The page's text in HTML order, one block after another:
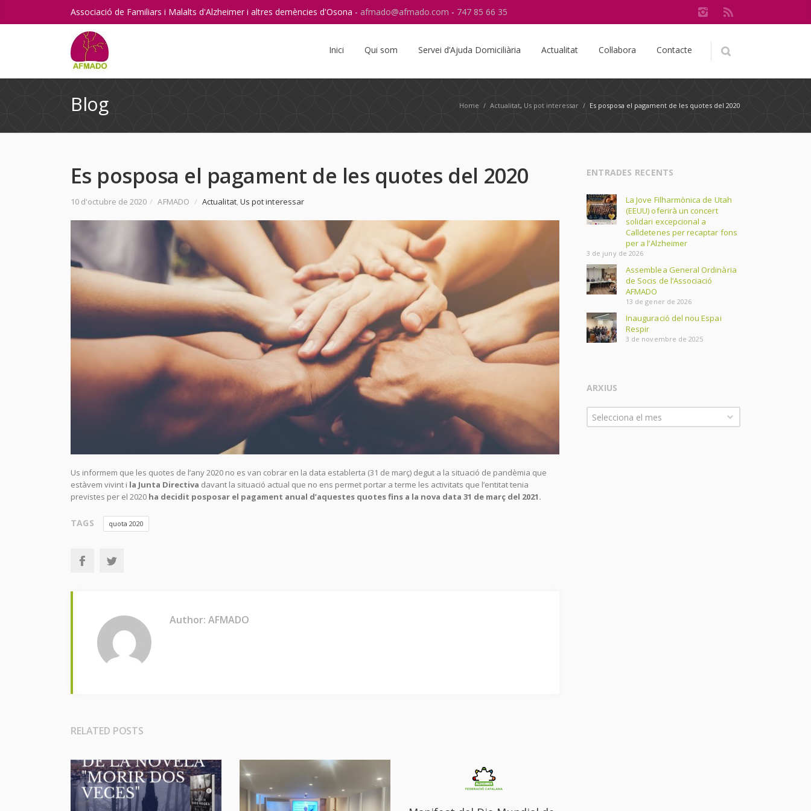
Associació de Familiars i Malalts d'Alzheimer i altres demències d'Osona - afmado@afmado.com - 747 85 66 35
Instagram
RSS
Inici Qui som Servei d’Ajuda Domiciliària Actualitat Col·labora Contacte
Home / Actualitat, Us pot interessar / Es posposa el pagament de les quotes del 2020
Blog
Es posposa el pagament de les quotes del 2020
10 d'octubre de 2020 / AFMADO / Actualitat,Us pot interessar
Us informem que les quotes de l’any 2020 no es van cobrar en la data establerta (31 de març) degut a la situació de pandèmia que
estàvem vivint i la Junta Directiva davant la situació actual que no ens permet portar a terme les activitats que l’entitat tenia
previstes per el 2020 ha decidit posposar el pagament anual d’aquestes quotes fins a la nova data 31 de març del 2021.
TAGS quota 2020
Author: AFMADO
RELATED POSTS
ENTRADES RECENTS
La Jove Filharmònica de Utah
(EEUU) oferirà un concert
solidari excepcional a
Calldetenes per recaptar fons
per a l’Alzheimer
3 de juny de 2026
Assemblea General Ordinària
de Socis de l’Associació
AFMADO
13 de gener de 2026
Inauguració del nou Espai
Respir
3 de novembre de 2025
ARXIUS
Arxius
Selecciona el mes